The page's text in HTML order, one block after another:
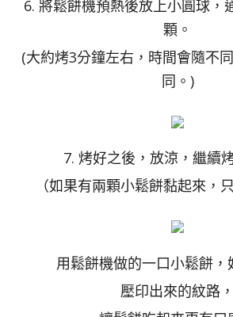
6. 將鬆餅機預熱後放上小圓球，
顆。
(大約烤3分鐘左右，時間會隨不
同。)
7. 烤好之後，放涼，繼續
（如果有兩顆小鬆餅黏起來，
用鬆餅機做的一口小鬆餅，
壓印出來的紋路，